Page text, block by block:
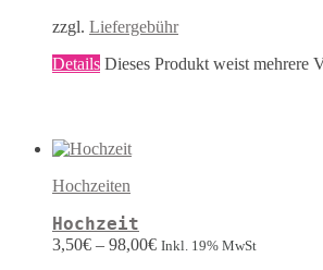
zzgl. Liefergebühr
Details Dieses Produkt weist mehrere
Hochzeiten
Hochzeit
3,50€ – 98,00€ Inkl. 19% MwSt